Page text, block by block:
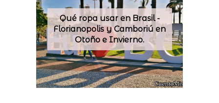
Qué ropa usar en Brasil -
Florianopolis y Camboriú en
Otoño e Invierno.